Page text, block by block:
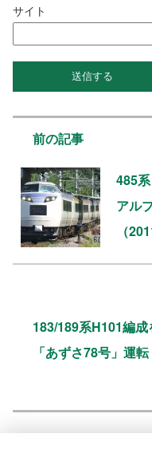
サイト
前の記事
485
アル
（
183/189系H101編
「あずさ78号」運